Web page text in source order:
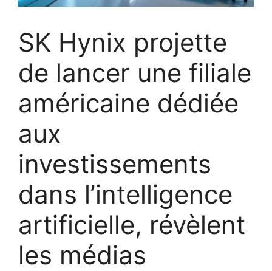
SK Hynix projette
de lancer une filiale
américaine dédiée
aux
investissements
dans l’intelligence
artificielle, révèlent
les médias